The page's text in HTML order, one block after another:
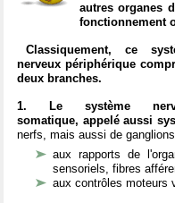
autres organes
fonctionnement
Classiquement, ce
nerveux périphérique
deux branches.
1. Le système
somatique, appelé aussi
nerfs, mais aussi de
aux rapports de
sensoriels, fibres
aux contrôles moteurs